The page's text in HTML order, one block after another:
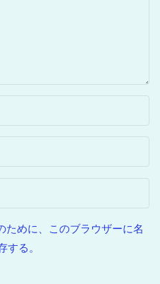
ために、このブラウザーに名
する。